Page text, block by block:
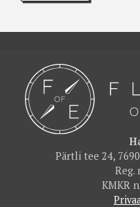
Pärtli tee 24,
Reg.
KMKR